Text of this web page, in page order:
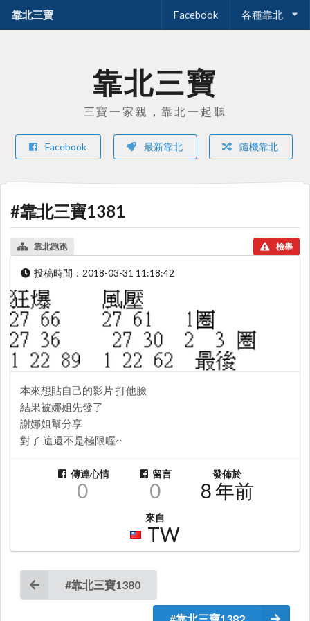
靠北三寶 Facebook 各種靠北
靠北三寶
三寶一家親，靠北一起聽
Facebook 最新靠北 隨機靠北
#靠北三寶1381
靠北跑跑 檢舉
投稿時間： 2018-03-31 11:18:42
本來想貼自己的影片 打他臉
結果被娜姐先發了
謝娜姐幫分享
對了 這還不是極限喔~
傳達心情
0
留言
0
發佈於
8 年前
來自
TW
#靠北三寶1380